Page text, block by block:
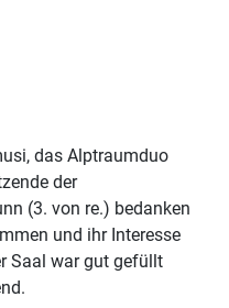
das Alptraumduo
der
(3. von re.) bedanken
und ihr Interesse
Saal war gut gefüllt